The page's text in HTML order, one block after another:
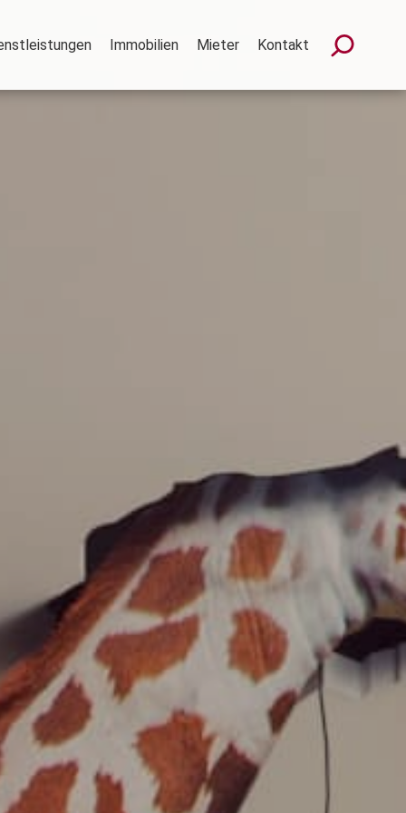
Immobilien Mieter Kontakt